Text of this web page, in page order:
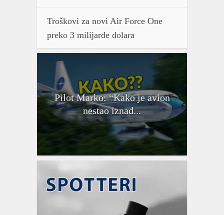
Troškovi za novi Air Force One
preko 3 milijarde dolara
Pilot Marko: “Kako je avion
nestao iznad...